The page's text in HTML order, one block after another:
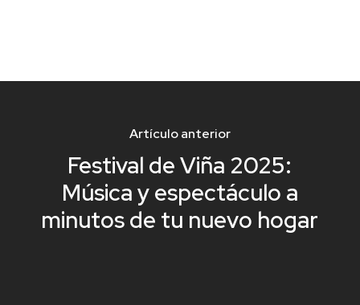
Artículo anterior
Festival de Viña 2025:
Música y espectáculo a
minutos de tu nuevo hogar